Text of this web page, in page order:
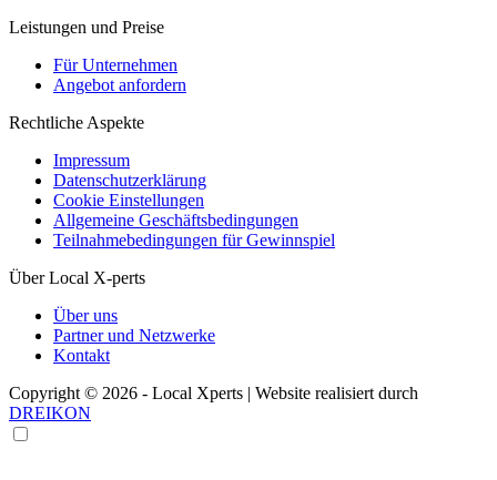
Leistungen und Preise
Für Unternehmen
Angebot anfordern
Rechtliche Aspekte
Impressum
Datenschutzerklärung
Cookie Einstellungen
Allgemeine Geschäftsbedingungen
Teilnahmebedingungen für Gewinnspiel
Über Local X-perts
Über uns
Partner und Netzwerke
Kontakt
Copyright © 2026 - Local Xperts | Website realisiert durch
DREIKON